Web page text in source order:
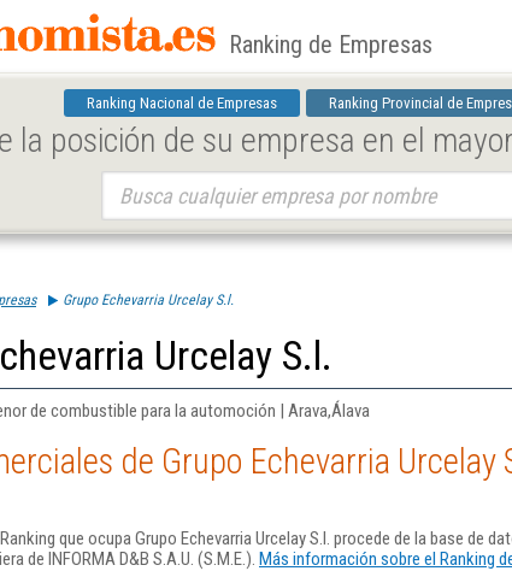
Ranking de Empresas
Ranking Nacional de Empresas Ranking Provincial de
la posición de su empresa en el
Grupo Echevarria Urcelay S.l.
Urcelay S.l.
de combustible para la automoción | Arava,Álava
de Grupo Echevarria Urcelay
que ocupa Grupo Echevarria Urcelay S.l. procede de la base de
de INFORMA D&B S.A.U. (S.M.E.). Más información sobre el Ranking